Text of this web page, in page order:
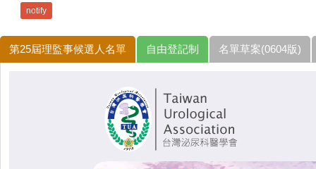
notify
第25屆理監事候選人名單 自由登記制 名單草案(0604版)